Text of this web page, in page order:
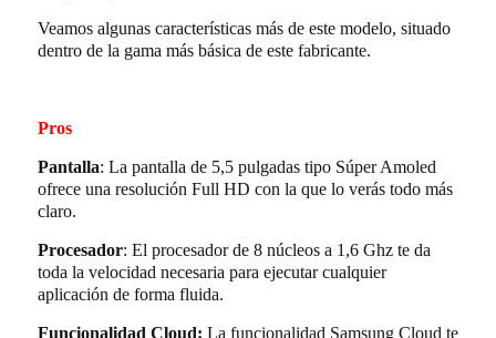
Veamos algunas características más de este modelo, situado
dentro de la gama más básica de este fabricante.
Pros
Pantalla: La pantalla de 5,5 pulgadas tipo Súper Amoled
ofrece una resolución Full HD con la que lo verás todo más
claro.
Procesador: El procesador de 8 núcleos a 1,6 Ghz te da
toda la velocidad necesaria para ejecutar cualquier
aplicación de forma fluida.
Funcionalidad Cloud: La funcionalidad Samsung Cloud te